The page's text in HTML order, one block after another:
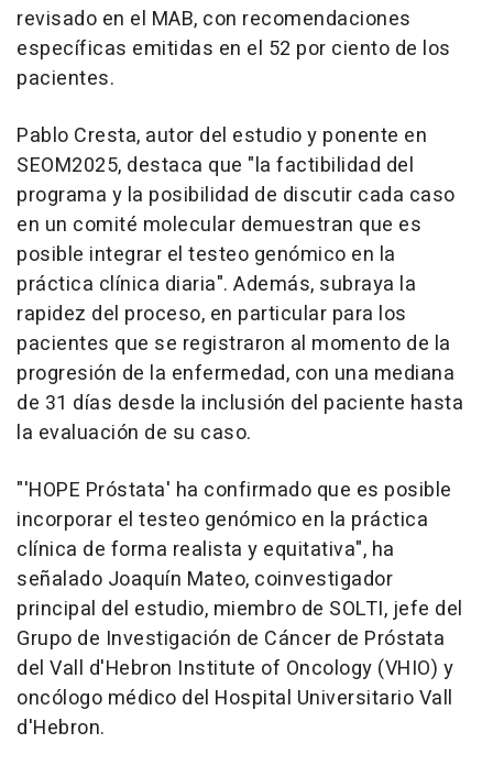
revisado en el MAB, con recomendaciones
específicas emitidas en el 52 por ciento de los
pacientes.
Pablo Cresta, autor del estudio y ponente en
SEOM2025, destaca que "la factibilidad del
programa y la posibilidad de discutir cada caso
en un comité molecular demuestran que es
posible integrar el testeo genómico en la
práctica clínica diaria". Además, subraya la
rapidez del proceso, en particular para los
pacientes que se registraron al momento de la
progresión de la enfermedad, con una mediana
de 31 días desde la inclusión del paciente hasta
la evaluación de su caso.
"'HOPE Próstata' ha confirmado que es posible
incorporar el testeo genómico en la práctica
clínica de forma realista y equitativa", ha
señalado Joaquín Mateo, coinvestigador
principal del estudio, miembro de SOLTI, jefe del
Grupo de Investigación de Cáncer de Próstata
del Vall d'Hebron Institute of Oncology (VHIO) y
oncólogo médico del Hospital Universitario Vall
d'Hebron.